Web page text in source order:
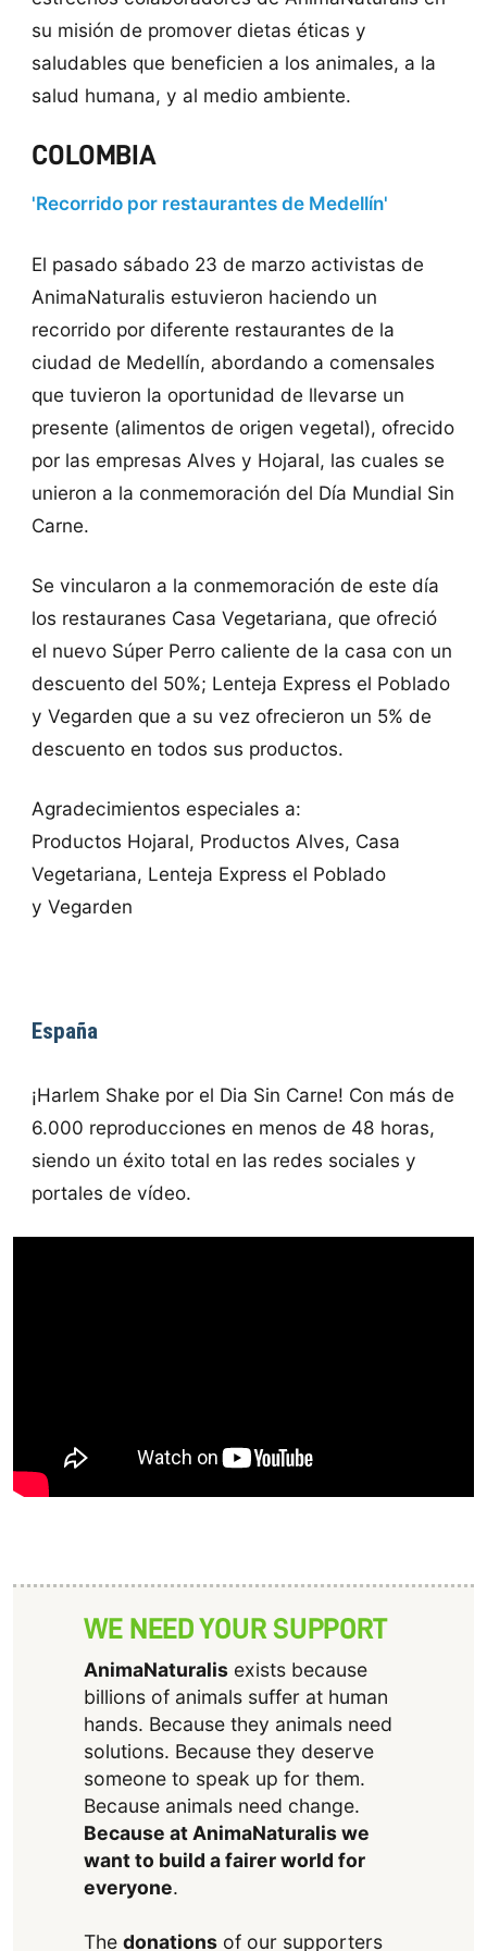
su misión de promover dietas éticas y
saludables que beneficien a los animales, a la
salud humana, y al medio ambiente.
COLOMBIA
'Recorrido por restaurantes de Medellín'
El pasado sábado 23 de marzo activistas de
AnimaNaturalis estuvieron haciendo un
recorrido por diferente restaurantes de la
ciudad de Medellín, abordando a comensales
que tuvieron la oportunidad de llevarse un
presente (alimentos de origen vegetal), ofrecido
por las empresas Alves y Hojaral, las cuales se
unieron a la conmemoración del Día Mundial Sin
Carne.
Se vincularon a la conmemoración de este día
los restauranes Casa Vegetariana, que ofreció
el nuevo Súper Perro caliente de la casa con un
descuento del 50%; Lenteja Express el Poblado
y Vegarden que a su vez ofrecieron un 5% de
descuento en todos sus productos.
Agradecimientos especiales a:
Productos Hojaral, Productos Alves, Casa
Vegetariana, Lenteja Express el Poblado
y Vegarden
España
¡Harlem Shake por el Dia Sin Carne! Con más de
6.000 reproducciones en menos de 48 horas,
siendo un éxito total en las redes sociales y
portales de vídeo.
WE NEED YOUR SUPPORT
AnimaNaturalisexists because
billions of animals suffer at human
hands. Because they animals need
solutions. Because they deserve
someone to speak up for them.
Because animals need change.
Because at AnimaNaturalis we
want to build a fairer world for
everyone.
The donationsof our supporters